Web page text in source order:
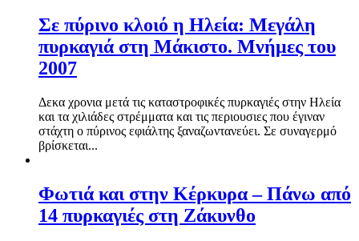
Σε πύρινο κλοιό η Ηλεία: Μεγάλη
πυρκαγιά στη Μάκιστο. Μνήμες του
2007
Δεκα χρονια μετά τις καταστροφικές πυρκαγιές στην Ηλεία
και τα χιλιάδες στρέμματα και τις περιουσιες που έγιναν
στάχτη ο πύρινος εφιάλτης ξαναζωντανεύει. Σε συναγερμό
βρίσκεται...
Φωτιά και στην Κέρκυρα – Πάνω από
14 πυρκαγιές στη Ζάκυνθο